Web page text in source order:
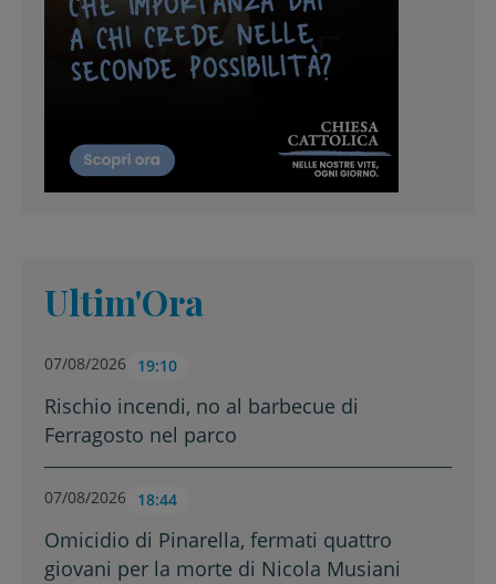
Ultim'Ora
07/08/2026 19:10
Rischio incendi, no al barbecue di
Ferragosto nel parco
07/08/2026 18:44
Omicidio di Pinarella, fermati quattro
giovani per la morte di Nicola Musiani